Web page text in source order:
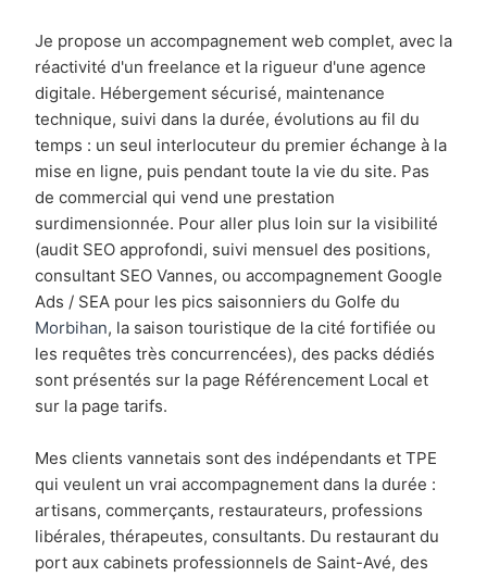
Je propose un accompagnement web complet, avec la
réactivité d'un freelance et la rigueur d'une agence
digitale. Hébergement sécurisé, maintenance
technique, suivi dans la durée, évolutions au fil du
temps : un seul interlocuteur du premier échange à la
mise en ligne, puis pendant toute la vie du site. Pas
de commercial qui vend une prestation
surdimensionnée. Pour aller plus loin sur la visibilité
(audit SEO approfondi, suivi mensuel des positions,
consultant SEO Vannes, ou accompagnement Google
Ads / SEA pour les pics saisonniers du Golfe du
Morbihan, la saison touristique de la cité fortifiée ou
les requêtes très concurrencées), des packs dédiés
sont présentés sur la page Référencement Local et
sur la page tarifs.
Mes clients vannetais sont des indépendants et TPE
qui veulent un vrai accompagnement dans la durée :
artisans, commerçants, restaurateurs, professions
libérales, thérapeutes, consultants. Du restaurant du
port aux cabinets professionnels de Saint-Avé, des